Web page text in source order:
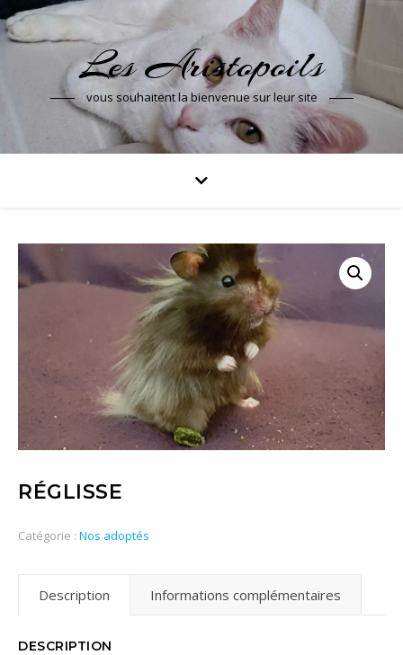
Les Aristopoils
vous souhaitent la bienvenue sur leur site
RÉGLISSE
Catégorie : Nos adoptés
Description Informations complémentaires
DESCRIPTION